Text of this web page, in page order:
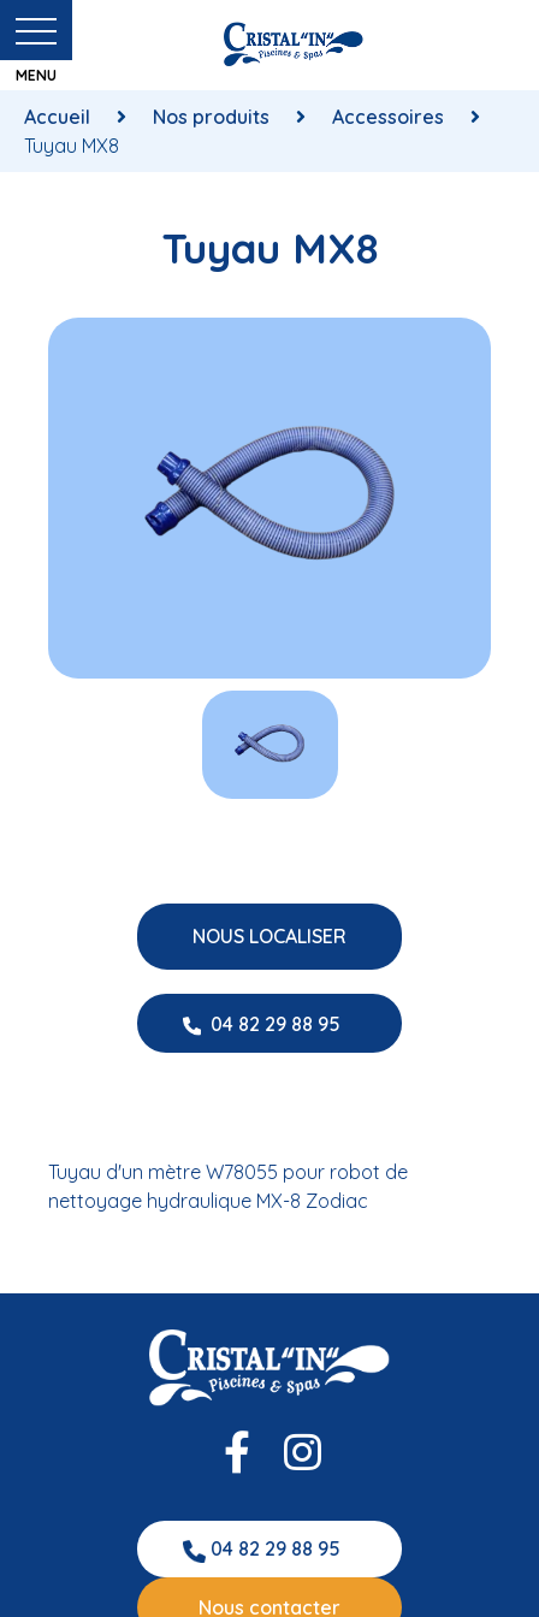
Accueil Nos produits
Accessoires
Tuyau MX8
Tuyau MX8
NOUS LOCALISER
04 82 29 88 95
Tuyau d'un mètre W78055 pour robot de
nettoyage hydraulique MX-8 Zodiac
04 82 29 88 95
Nous contacter